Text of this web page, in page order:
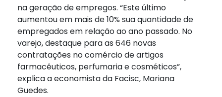
na geração de empregos. “Este último
aumentou em mais de 10% sua quantidade de
empregados em relação ao ano passado. No
varejo, destaque para as 646 novas
contratações no comércio de artigos
farmacêuticos, perfumaria e cosméticos”,
explica a economista da Facisc, Mariana
Guedes.